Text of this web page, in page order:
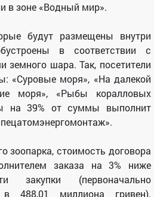
в зоне «Водный мир».
будут размещены внутри
в соответствии с
земного шара. Так, посетители
«Суровые моря», «На далекой
моря», «Рыбы коралловых
на 39% от суммы выполнит
зоопарка, стоимость договора
заказа на 3% ниже
закупки (первоначально
488,01 миллиона гривен).